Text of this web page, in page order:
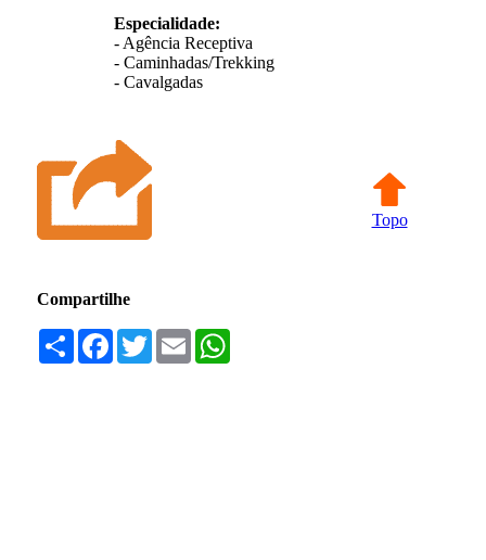
Especialidade:
- Agência Receptiva
- Caminhadas/Trekking
- Cavalgadas
Topo
Compartilhe
Compartilhar
Facebook
TwitterEmail